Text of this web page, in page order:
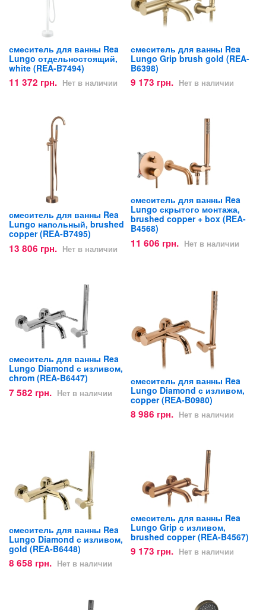
смеситель для ванны Rea
Lungo отдельностоящий,
white (REA-B7494)
11 372 грн. Нет в наличии
смеситель для ванны Rea
Lungo Grip brush gold (REA-
B6398)
9 173 грн. Нет в наличии
смеситель для ванны Rea
Lungo напольный, brushed
copper (REA-B7495)
13 806 грн. Нет в наличии
смеситель для ванны Rea
Lungo скрытого монтажа,
brushed copper + box (REA-
B4568)
11 606 грн. Нет в наличии
смеситель для ванны Rea
Lungo Diamond с изливом,
chrom (REA-B6447)
7 582 грн. Нет в наличии
смеситель для ванны Rea
Lungo Diamond с изливом,
copper (REA-B0980)
8 986 грн. Нет в наличии
смеситель для ванны Rea
Lungo Diamond с изливом,
gold (REA-B6448)
8 658 грн. Нет в наличии
смеситель для ванны Rea
Lungo Grip с изливом,
brushed copper (REA-B4567)
9 173 грн. Нет в наличии